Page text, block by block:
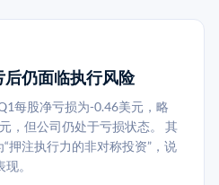
仍面临执行风险
每股净亏损为-0.46美元，略
，但公司仍处于亏损状态。 其
押注执行力的非对称投资”，说
。